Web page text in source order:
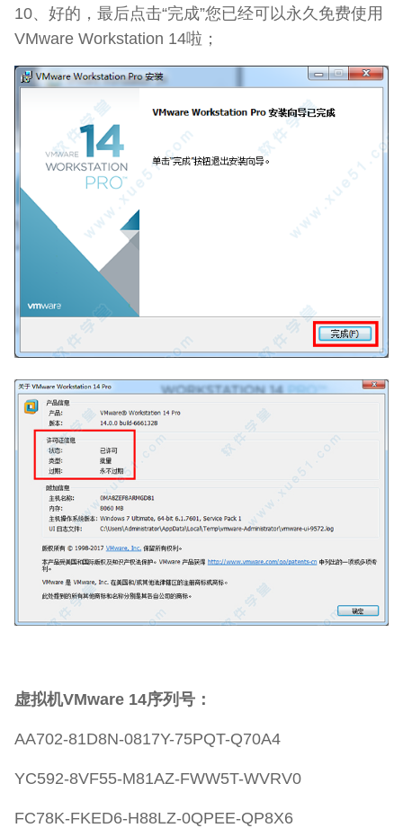
10、好的，最后点击“完成”您已经可以永久免费使用
VMware Workstation 14啦；
虚拟机VMware 14序列号：
AA702-81D8N-0817Y-75PQT-Q70A4
YC592-8VF55-M81AZ-FWW5T-WVRV0
FC78K-FKED6-H88LZ-0QPEE-QP8X6